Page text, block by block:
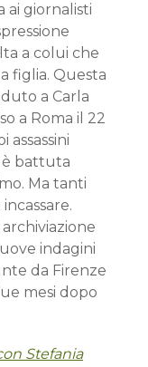
ai giornalisti
a colui che
figlia. Questa
a Carla
a Roma il 22
assassini
è battuta
Ma tanti
indagini
da Firenze
mesi dopo
Stefania